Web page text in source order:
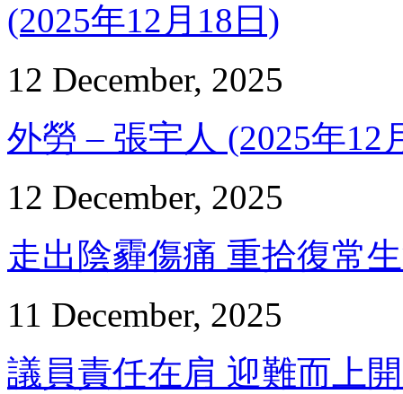
(2025年12月18日)
12 December, 2025
外勞 – 張宇人 (2025年12
12 December, 2025
走出陰霾傷痛 重拾復常
11 December, 2025
議員責任在肩 迎難而上